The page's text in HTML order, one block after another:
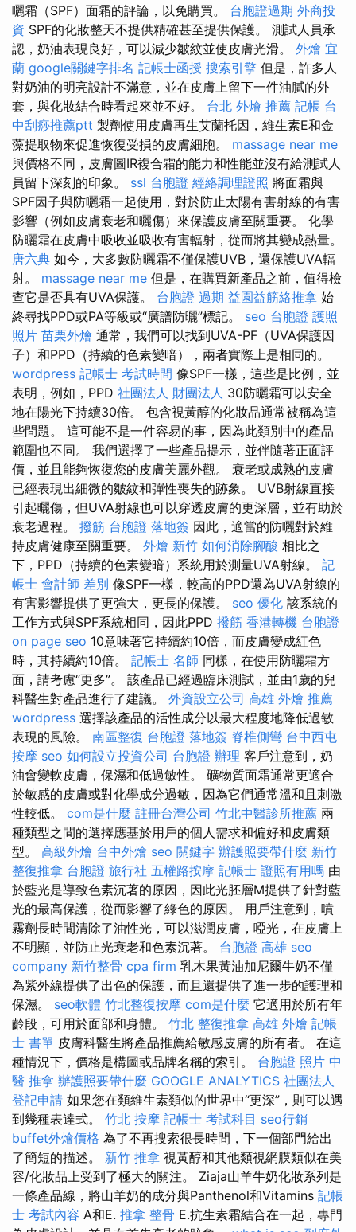
曬霜（SPF）面霜的評論，以免購買。 台胞證過期 外商投
資 SPF的化妝整天不提供精確甚至提供保護。 測試人員承
認，奶油表現良好，可以減少皺紋並使皮膚光滑。 外燴 宜
蘭 google關鍵字排名 記帳士函授 搜索引擎 但是，許多人
對奶油的明亮設計不滿意，並在皮膚上留下一件油膩的外
套，與化妝結合時看起來並不好。 台北 外燴 推薦 記帳 台
中刮痧推薦ptt 製劑使用皮膚再生艾蘭托因，維生素E和金
藻提取物來促進恢復受損的皮膚細胞。 massage near me
與價格不同，皮膚圖IR複合霜的能力和性能並沒有給測試人
員留下深刻的印象。 ssl 台胞證 經絡調理證照 將面霜與
SPF因子與防曬霜一起使用，對於防止太陽有害射線的有害
影響（例如皮膚衰老和曬傷）來保護皮膚至關重要。 化學
防曬霜在皮膚中吸收並吸收有害輻射，從而將其變成熱量。
唐六典 如今，大多數防曬霜不僅保護UVB，還保護UVA輻
射。 massage near me 但是，在購買新產品之前，值得檢
查它是否具有UVA保護。 台胞證 過期 益園益筋絡推拿 始
終尋找PPD或PA等級或“廣譜防曬”標記。 seo 台胞證 護照
照片 苗栗外燴 通常，我們可以找到UVA-PF（UVA保護因
子）和PPD（持續的色素變暗），兩者實際上是相同的。
wordpress 記帳士 考試時間 像SPF一樣，這些是比例，並
表明，例如，PPD 社團法人 財團法人 30防曬霜可以安全
地在陽光下持續30倍。 包含視黃醇的化妝品通常被稱為這
些問題。 這可能不是一件容易的事，因為此類別中的產品
範圍也不同。 我們選擇了一些產品提示，並伴隨著正面評
價，並且能夠恢復您的皮膚美麗外觀。 衰老或成熟的皮膚
已經表現出細微的皺紋和彈性喪失的跡象。 UVB射線直接
引起曬傷，但UVA射線也可以穿透皮膚的更深層，並有助於
衰老過程。 撥筋 台胞證 落地簽 因此，適當的防曬對於維
持皮膚健康至關重要。 外燴 新竹 如何消除腳酸 相比之
下，PPD（持續的色素變暗）系統用於測量UVA射線。 記
帳士 會計師 差別 像SPF一樣，較高的PPD還為UVA射線的
有害影響提供了更強大，更長的保護。 seo 優化 該系統的
工作方式與SPF系統相同，因此PPD 撥筋 香港轉機 台胞證
on page seo 10意味著它持續約10倍，而皮膚變成紅色
時，其持續約10倍。 記帳士 名師 同樣，在使用防曬霜方
面，請考慮“更多”。 該產品已經過臨床測試，並由1歲的兒
科醫生對產品進行了建議。 外資設立公司 高雄 外燴 推薦
wordpress 選擇該產品的活性成分以最大程度地降低過敏
表現的風險。 南區整復 台胞證 落地簽 脊椎側彎 台中西屯
按摩 seo 如何設立投資公司 台胞證 辦理 客戶注意到，奶
油會變軟皮膚，保濕和低過敏性。 礦物質面霜通常更適合
於敏感的皮膚或對化學成分過敏，因為它們通常溫和且刺激
性較低。 com是什麼 註冊台灣公司 竹北中醫診所推薦 兩
種類型之間的選擇應基於用戶的個人需求和偏好和皮膚類
型。 高級外燴 台中外燴 seo 關鍵字 辦護照要帶什麼 新竹
整復推拿 台胞證 旅行社 五權路按摩 記帳士 證照有用嗎 由
於藍光是導致色素沉著的原因，因此光胚層M提供了針對藍
光的最高保護，從而影響了綠色的原因。 用戶注意到，噴
霧劑長時間清除了油性光，可以滋潤皮膚，啞光，在皮膚上
不明顯，並防止光衰老和色素沉著。 台胞證 高雄 seo
company 新竹整骨 cpa firm 乳木果黃油加尼爾牛奶不僅
為紫外線提供了出色的保護，而且還提供了進一步的護理和
保濕。 seo軟體 竹北整復按摩 com是什麼 它適用於所有年
齡段，可用於面部和身體。 竹北 整復推拿 高雄 外燴 記帳
士 書單 皮膚科醫生將產品推薦給敏感皮膚的所有者。 在這
種情況下，價格是構圖或品牌名稱的索引。 台胞證 照片 中
醫 推拿 辦護照要帶什麼 GOOGLE ANALYTICS 社團法人
登記申請 如果您在類維生素類似的世界中“更深”，則可以遇
到幾種表達式。 竹北 按摩 記帳士 考試科目 seo行銷
buffet外燴價格 為了不再搜索很長時間，下一個部門給出
了簡短的描述。 新竹 推拿 視黃醇和其他類視網膜類似在美
容/化妝品上受到了極大的關注。 Ziaja山羊牛奶化妝系列是
一條產品線，將山羊奶的成分與Panthenol和Vitamins 記帳
士 考試內容 A和E. 推拿 整骨 E.抗生素霜結合在一起，專門